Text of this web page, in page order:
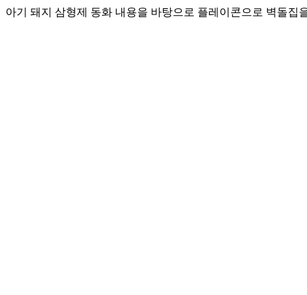
아기 돼지 삼형제 동화 내용을 바탕으로 플레이콘으로 벽돌